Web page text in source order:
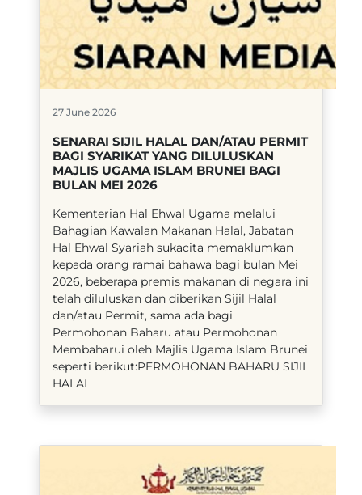
27 June 2026
SENARAI SIJIL HALAL DAN/ATAU PERMIT
BAGI SYARIKAT YANG DILULUSKAN
MAJLIS UGAMA ISLAM BRUNEI BAGI
BULAN MEI 2026
​Kementerian Hal Ehwal Ugama melalui
Bahagian Kawalan Makanan Halal, Jabatan
Hal Ehwal Syariah sukacita memaklumkan
kepada orang ramai bahawa bagi bulan Mei
2026, beberapa premis makanan di negara ini
telah diluluskan dan diberikan Sijil Halal
dan/atau Permit, sama ada bagi
Permohonan Baharu atau Permohonan
Membaharui oleh Majlis Ugama Islam Brunei
seperti berikut:PERMOHONAN BAHARU SIJIL
HALAL